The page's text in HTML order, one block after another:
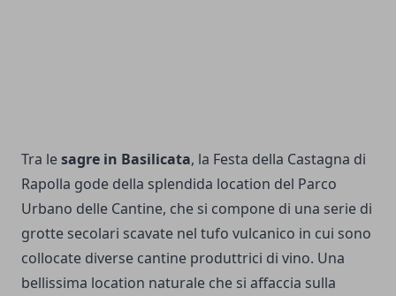
Tra lesagre in Basilicata, la Festa della Castagna di
Rapolla gode della splendida location del Parco
Urbano delle Cantine, che si compone di una serie di
grotte secolari scavate nel tufo vulcanico in cui sono
collocate diverse cantine produttrici di vino. Una
bellissima location naturale che si affaccia sulla